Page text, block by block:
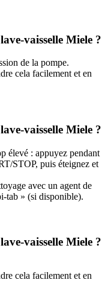
vaisselle Miele ?
de la pompe.
cela facilement et en
vaisselle Miele ?
élevé : appuyez pendant
STOP, puis éteignez et
avec un agent de
tab » (si disponible).
vaisselle Miele ?
cela facilement et en